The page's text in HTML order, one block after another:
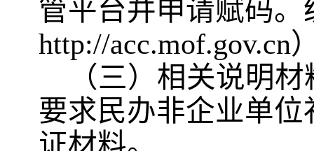
管平台并申请赋码
http://acc.mof.gov.cn
（三）相关说明材
要求民办非企业单